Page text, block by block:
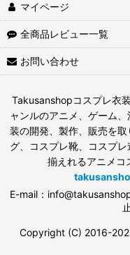
マイページ
全商品レビュー一覧
お問い合わせ
Takusanshopコスプレ衣
ャンルのアニメ、ゲーム
装の開発、製作、販売を
グ、コスプレ靴、コスプ
揃えれるアニメコ
E-mail：
Copyright (C) 2016-